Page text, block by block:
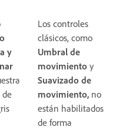
y
de
Los controles
clásicos, como
Umbral de
movimiento y
Suavizado de
movimiento, no
están habilitados
de forma